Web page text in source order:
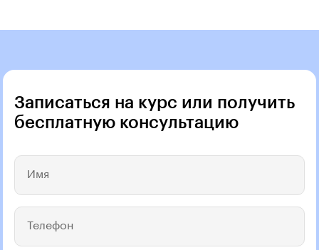
Записаться на курс или получить
бесплатную консультацию
Имя
Телефон